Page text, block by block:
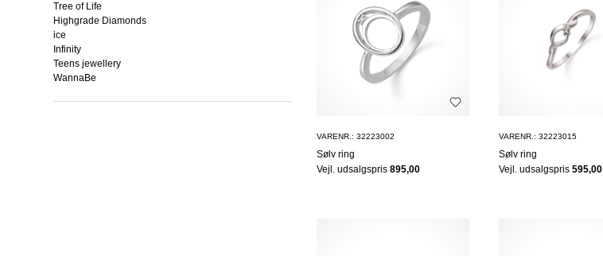
Tree of Life
Highgrade Diamonds
ice
Infinity
Teens jewellery
WannaBe
VARENR.: 32223002
Sølv ring
Vejl. udsalgspris 895,00
VARENR.: 32223015
Sølv ring
Vejl. udsalgspris 595,00